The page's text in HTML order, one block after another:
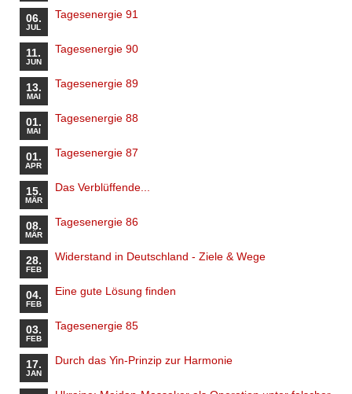
06.
JUL
Tagesenergie 91
11.
JUN
Tagesenergie 90
13.
MAI
Tagesenergie 89
01.
MAI
Tagesenergie 88
01.
APR
Tagesenergie 87
15.
MÄR
Das Verblüffende...
08.
MÄR
Tagesenergie 86
28.
FEB
Widerstand in Deutschland - Ziele & Wege
04.
FEB
Eine gute Lösung finden
03.
FEB
Tagesenergie 85
17.
JAN
Durch das Yin-Prinzip zur Harmonie